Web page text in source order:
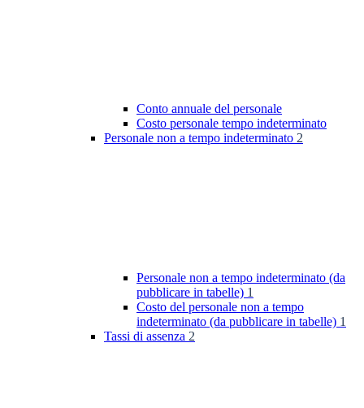
Conto annuale del personale
Costo personale tempo indeterminato
Personale non a tempo indeterminato 2
Personale non a tempo indeterminato (da
pubblicare in tabelle) 1
Costo del personale non a tempo
indeterminato (da pubblicare in tabelle) 1
Tassi di assenza 2